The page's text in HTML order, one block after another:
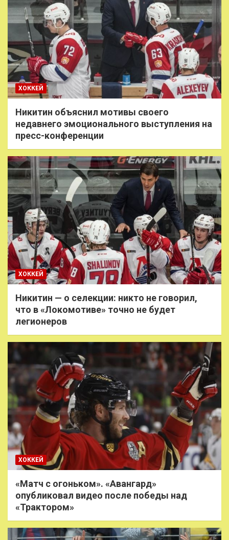
ХОККЕЙ
Никитин объяснил мотивы своего
недавнего эмоционального выступления на
пресс-конференции
ХОККЕЙ
Никитин — о селекции: никто не говорил,
что в «Локомотиве» точно не будет
легионеров
ХОККЕЙ
«Матч с огоньком». «Авангард»
опубликовал видео после победы над
«Трактором»